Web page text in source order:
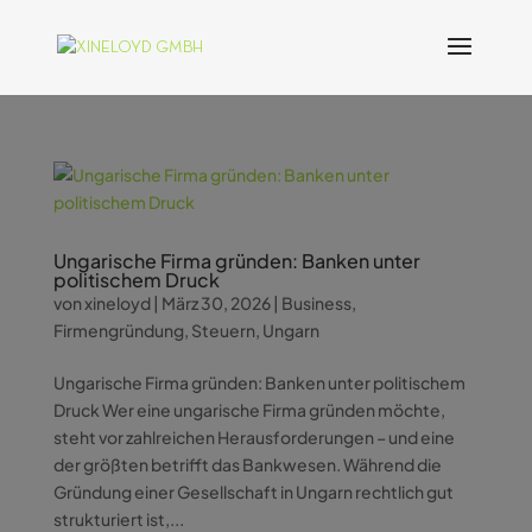
Ungarische Firma gründen: Banken unter
politischem Druck
vonxineloyd| März 30, 2026| Business,
Firmengründung, Steuern, Ungarn
Ungarische Firma gründen: Banken unter politischem
Druck Wer eine ungarische Firma gründen möchte,
steht vor zahlreichen Herausforderungen – und eine
der größten betrifft das Bankwesen. Während die
Gründung einer Gesellschaft in Ungarn rechtlich gut
strukturiert ist,...